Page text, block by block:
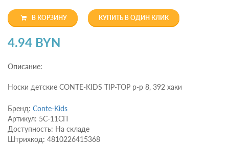
В КОРЗИНУ КУПИТЬ В ОДИН КЛИК
4.94 BYN
Описание:
Носки детские CONTE-KIDS TIP-TOP р-р 8, 392 хаки
Бренд: Conte-Kids
Артикул: 5С-11СП
Доступность: На складе
Штрихкод: 4810226415368